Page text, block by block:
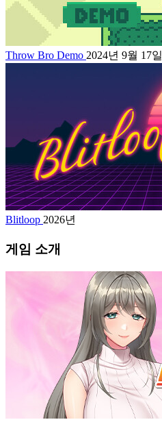
Throw Bro Demo 2024년 9월 17일
Blitloop 2026년
게임 소개